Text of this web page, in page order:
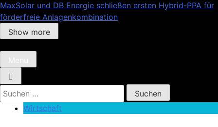
MaxSolar und DB Energie schließen ersten Hybrid-PPA für
förderfreie Anlagenkombination
Show more
Menu
Suchen
nach:
Wirtschaft